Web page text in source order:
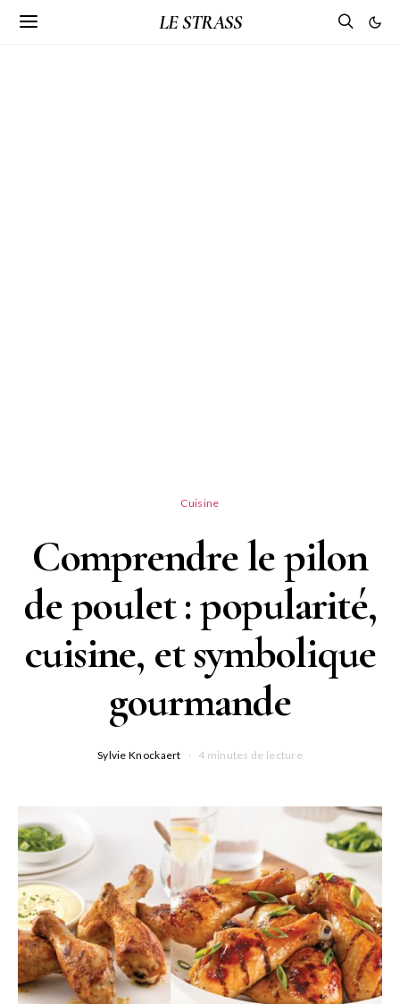
LE STRASS
Cuisine
Comprendre le pilon
de poulet : popularité,
cuisine, et symbolique
gourmande
Sylvie Knockaert 4 minutes de lecture